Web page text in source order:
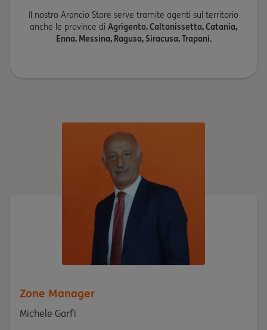
Il nostro Arancio Store serve tramite agenti sul territorio
anche le province di Agrigento, Caltanissetta, Catania,
Enna, Messina, Ragusa, Siracusa, Trapani.
Zone Manager
Michele Garfì